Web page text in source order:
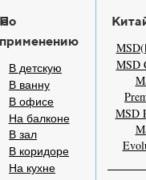
По
применению
В детскую
В ванну
В офисе
На балконе
В зал
В коридоре
На кухне
MSD
MSD